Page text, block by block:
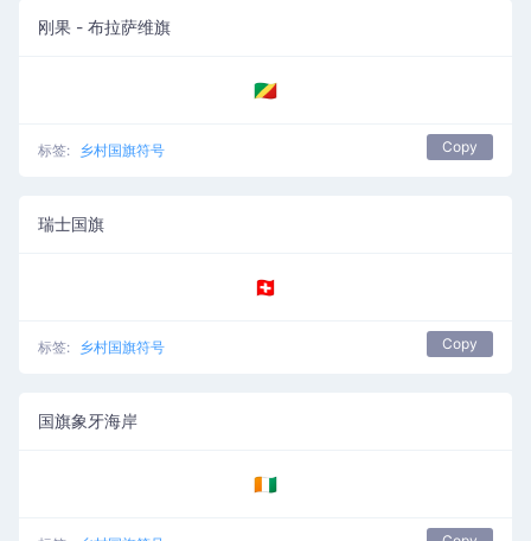
刚果 - 布拉萨维旗
🇨🇬
标签: 乡村国旗符号 Copy
瑞士国旗
🇨🇭
标签: 乡村国旗符号 Copy
国旗象牙海岸
🇨🇮